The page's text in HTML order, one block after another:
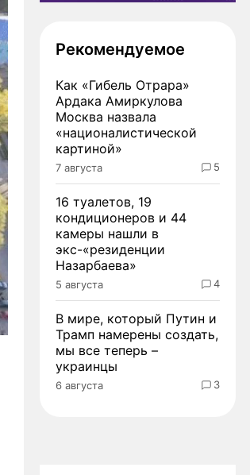
Рекомендуемое
Как «Гибель Отрара»
Ардака Амиркулова
Москва назвала
«националистической
картиной»
7 августа 5
16 туалетов, 19
кондиционеров и 44
камеры нашли в
экс-«резиденции
Назарбаева»
5 августа 4
В мире, который Путин и
Трамп намерены создать,
мы все теперь –
украинцы
6 августа 3